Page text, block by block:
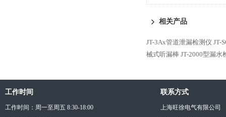
相关产品
JT-3Ax管道泄漏检测仪 JT-
械式听漏棒 JT-2000型漏水
工作时间
工作时间：周一至周五 8:30-18:00
联系方式
上海旺徐电气有限公司